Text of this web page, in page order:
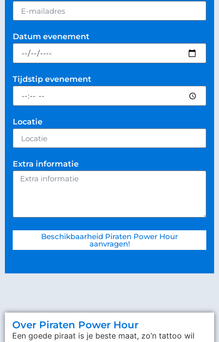
Datum evenement
Tijdstip evenement
Locatie
Extra informatie
Beschikbaarheid Piraten Power Hour
aanvragen!
Over Piraten Power Hour
Een goede piraat is je beste maat, zo’n tattoo wil